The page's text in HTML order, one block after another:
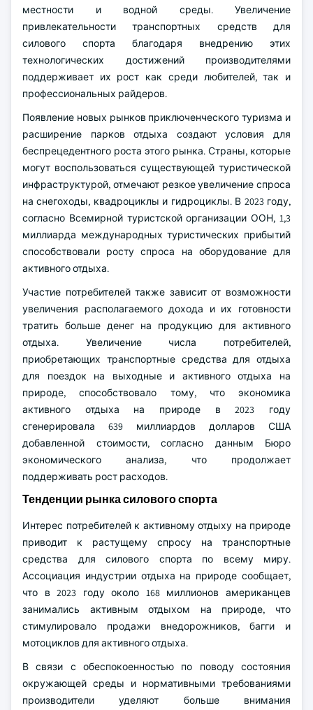
местности и водной среды. Увеличение
привлекательности транспортных средств для
силового спорта благодаря внедрению этих
технологических достижений производителями
поддерживает их рост как среди любителей, так и
профессиональных райдеров.
Появление новых рынков приключенческого туризма и
расширение парков отдыха создают условия для
беспрецедентного роста этого рынка. Страны, которые
могут воспользоваться существующей туристической
инфраструктурой, отмечают резкое увеличение спроса
на снегоходы, квадроциклы и гидроциклы. В 2023 году,
согласно Всемирной туристской организации ООН, 1,3
миллиарда международных туристических прибытий
способствовали росту спроса на оборудование для
активного отдыха.
Участие потребителей также зависит от возможности
увеличения располагаемого дохода и их готовности
тратить больше денег на продукцию для активного
отдыха. Увеличение числа потребителей,
приобретающих транспортные средства для отдыха
для поездок на выходные и активного отдыха на
природе, способствовало тому, что экономика
активного отдыха на природе в 2023 году
сгенерировала 639 миллиардов долларов США
добавленной стоимости, согласно данным Бюро
экономического анализа, что продолжает
поддерживать рост расходов.
Тенденции рынка силового спорта
Интерес потребителей к активному отдыху на природе
приводит к растущему спросу на транспортные
средства для силового спорта по всему миру.
Ассоциация индустрии отдыха на природе сообщает,
что в 2023 году около 168 миллионов американцев
занимались активным отдыхом на природе, что
стимулировало продажи внедорожников, багги и
мотоциклов для активного отдыха.
В связи с обеспокоенностью по поводу состояния
окружающей среды и нормативными требованиями
производители уделяют больше внимания